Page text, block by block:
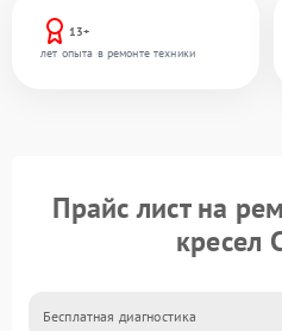
13+
лет опыта в ремонте техники
Прайс лист на
кресел
Бесплатная диагностика